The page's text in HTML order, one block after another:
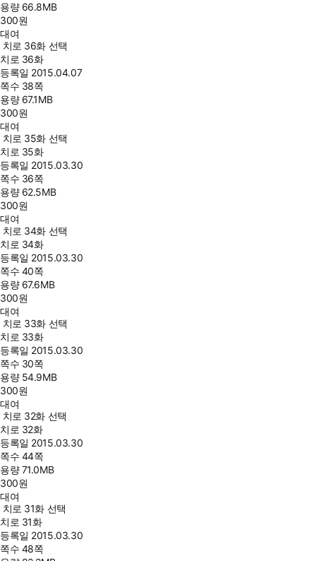
용량 66.8MB
300원
대여
치로 36화 선택
치로 36화
등록일 2015.04.07
쪽수 38쪽
용량 67.1MB
300원
대여
치로 35화 선택
치로 35화
등록일 2015.03.30
쪽수 36쪽
용량 62.5MB
300원
대여
치로 34화 선택
치로 34화
등록일 2015.03.30
쪽수 40쪽
용량 67.6MB
300원
대여
치로 33화 선택
치로 33화
등록일 2015.03.30
쪽수 30쪽
용량 54.9MB
300원
대여
치로 32화 선택
치로 32화
등록일 2015.03.30
쪽수 44쪽
용량71.0MB
300원
대여
치로 31화 선택
치로 31화
등록일 2015.03.30
쪽수 48쪽